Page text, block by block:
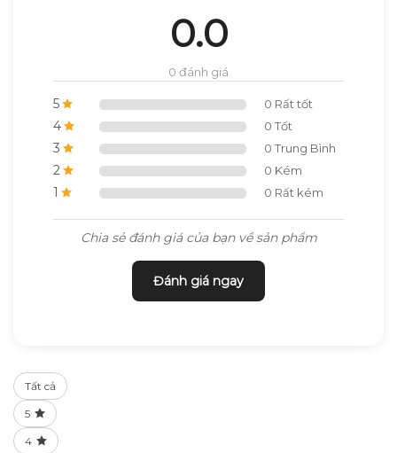
0.0
0 đánh giá
5 0 Rất tốt
4 0 Tốt
3 0 Trung Bình
2 0 Kém
1 0 Rất kém
Chia sẻ đánh giá của bạn về sản phẩm
Đánh giá ngay
Tất cả
5
4